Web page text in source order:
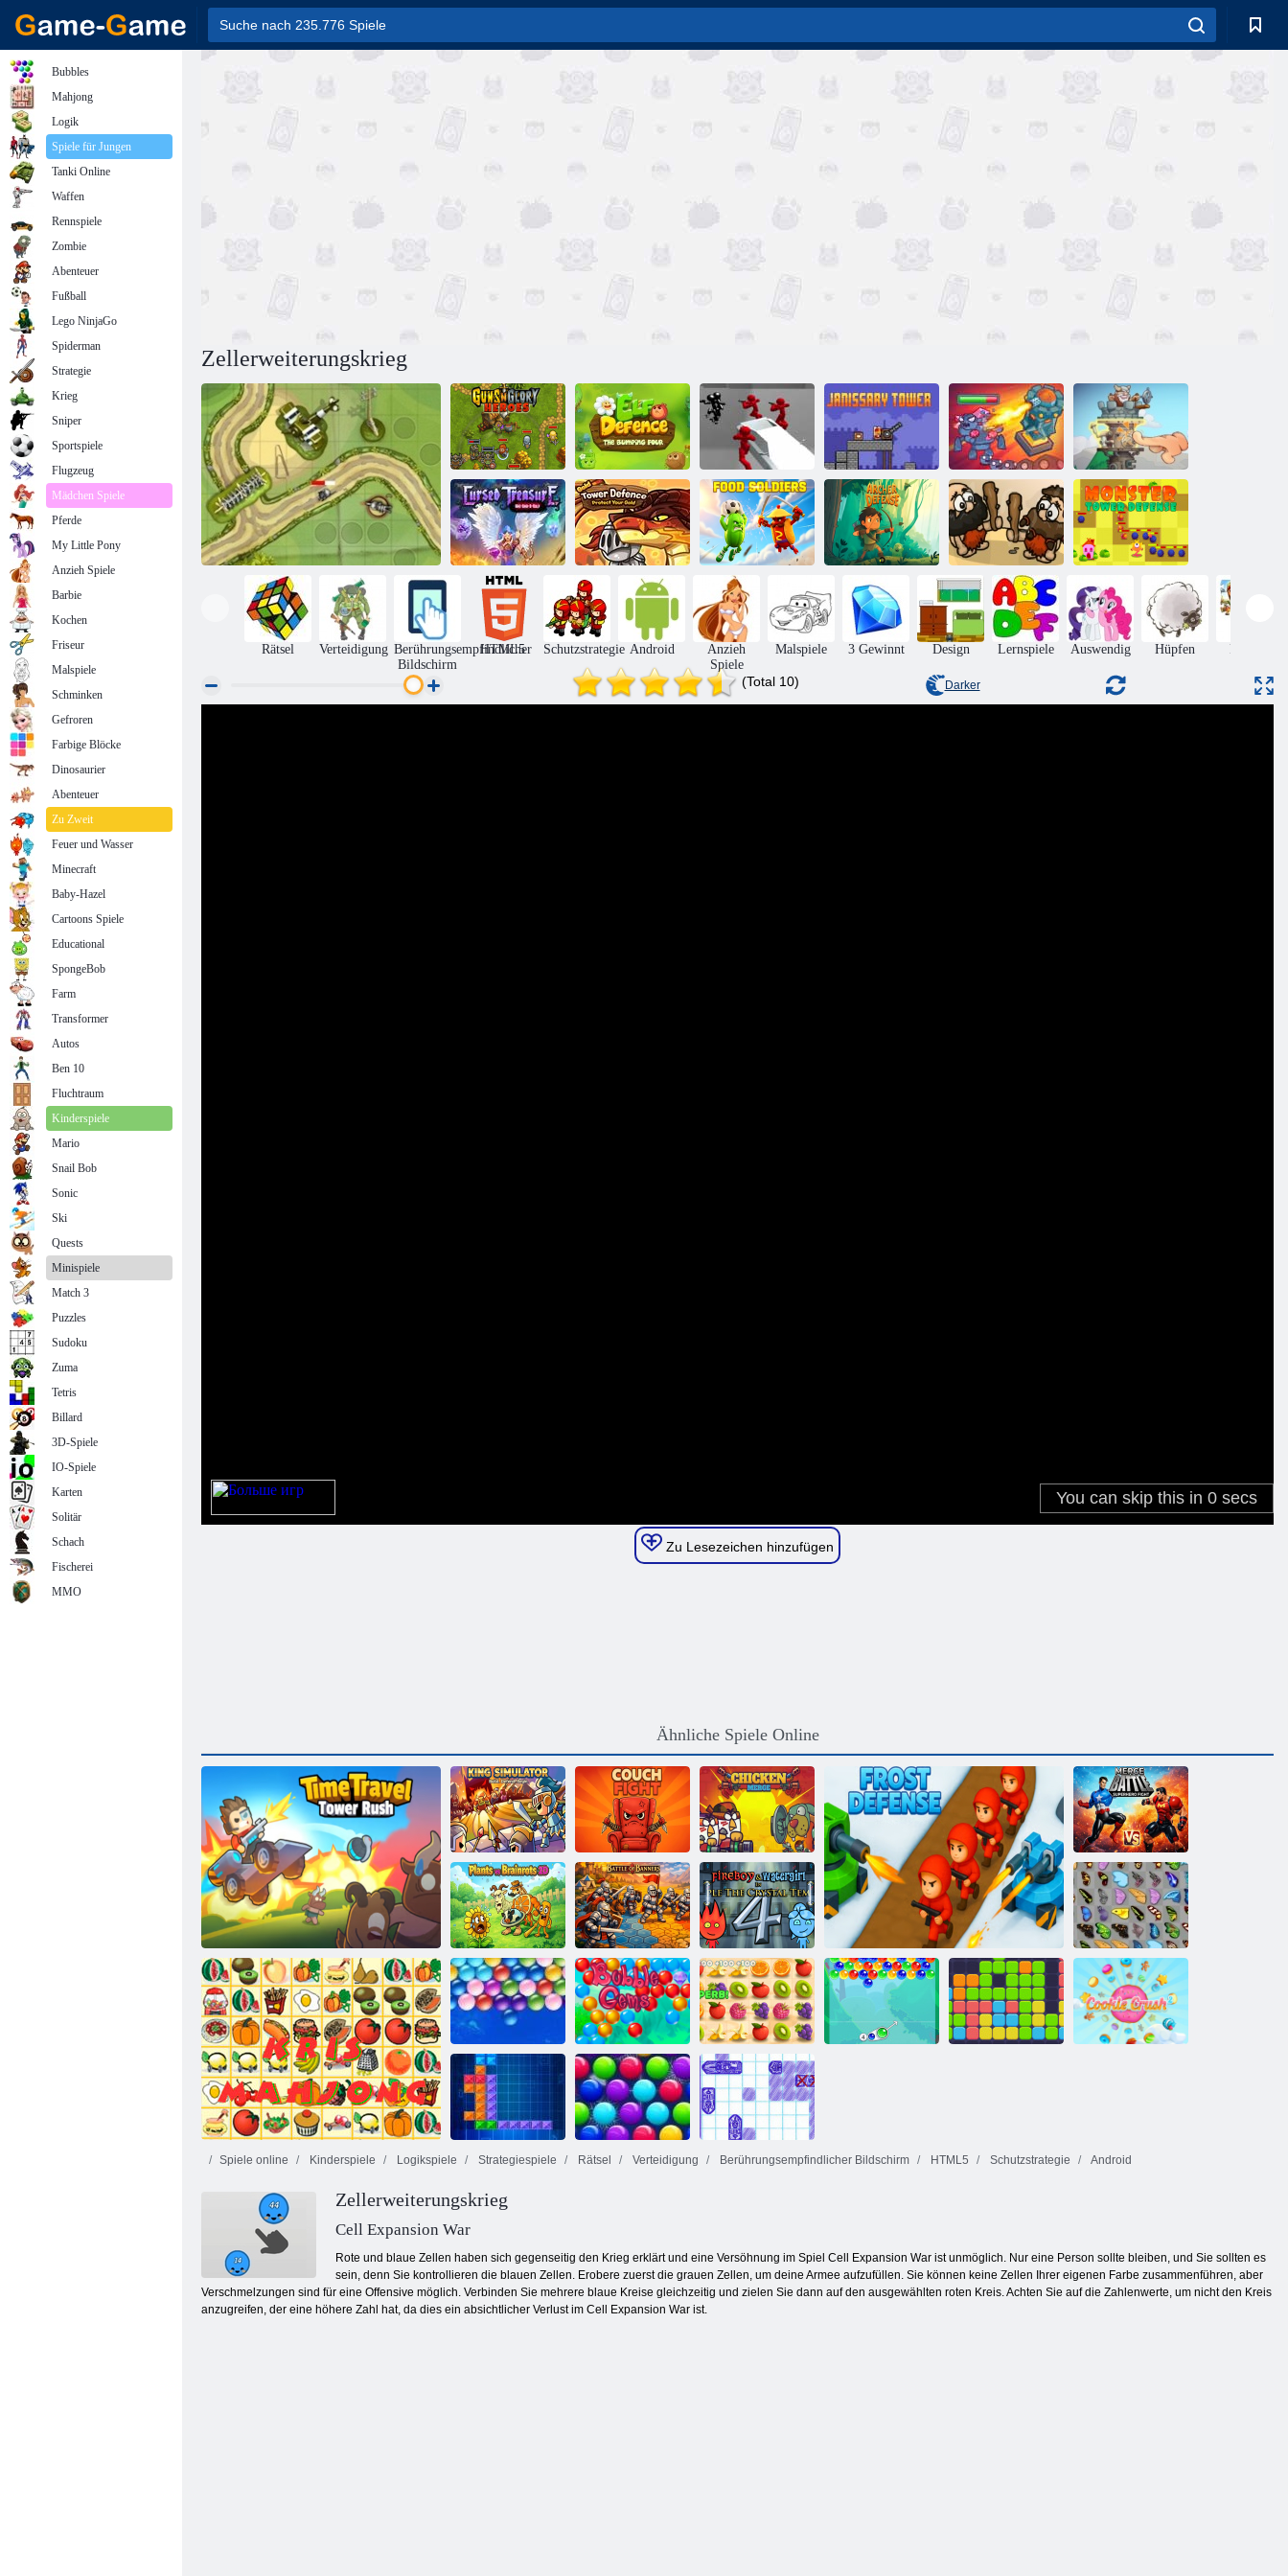
Zellerweiterungskrieg
Guns n Glory
Helden
Elf -
Verteidigung
Kampfsimulator:
Counter
Stickman
Janissary Tower
Eroberung des
König-Rugni-
Turms
Turmschwarm
Verfluchter
Schatz 1½
Verteidigung des
Goldturms
Lebensmittelsoldaten Bogenschützenverteidigung
Ehrfürchtig
Eroberung
Monster Tower
Verteidigung
Rätsel Verteidigung Berührungsempfindlicher
Bildschirm
HTML5 Schutzstrategie Android
Anzieh
Spiele
Malspiele 3 Gewinnt Design Lernspiele Auswendig Hüpfen Puzzles
(Total 10) Darker
Zu Lesezeichen hinzufügen
Ähnliche Spiele Online
Zeitreise-Turmrausch
Königssimulator Couch-Kampf Hühnerfusion
Merge Battle
Superhelden-
Kampf
Pflanzen gegen
Brainrots 2D
Schlacht der
Banner
Kris Mahjong
Feuer und
Wasser 4:
Kristalltempel
Schmetterlings
Kyodai
Endlose Bubbles
Bubble Gemes -
3 Gewinnt
Saftiger
Armaturenbrett
Ten Trix
Spiele online Kinderspiele Logikspiele Strategiespiele Rätsel Verteidigung Berührungsempfindlicher Bildschirm HTML5 Schutzstrategie Android
Zellerweiterungskrieg
Cell Expansion War
Rote und blaue Zellen haben sich gegenseitig den Krieg erklärt und eine Versöhnung im Spiel Cell Expansion War ist unmöglich. Nur eine Person sollte bleiben, und Sie sollten es
sein, denn Sie kontrollieren die blauen Zellen. Erobere zuerst die grauen Zellen, um deine Armee aufzufüllen. Sie können keine Zellen Ihrer eigenen Farbe zusammenführen, aber
Verschmelzungen sind für eine Offensive möglich. Verbinden Sie mehrere blaue Kreise gleichzeitig und zielen Sie dann auf den ausgewählten roten Kreis. Achten Sie auf die Zahlenwerte, um nicht den Kreis
anzugreifen, der eine höhere Zahl hat, da dies ein absichtlicher Verlust im Cell Expansion War ist.
Bubbles
Mahjong
Logik
Spiele für Jungen
Tanki Online
Waffen
Rennspiele
Zombie
Abenteuer
Fußball
Lego NinjaGo
Spiderman
Strategie
Krieg
Sniper
Sportspiele
Flugzeug
Mädchen Spiele
Pferde
My Little Pony
Anzieh Spiele
Barbie
Kochen
Friseur
Malspiele
Schminken
Gefroren
Farbige Blöcke
Dinosaurier
Abenteuer
Zu Zweit
Feuer und Wasser
Minecraft
Baby-Hazel
Cartoons Spiele
Educational
SpongeBob
Farm
Transformer
Autos
Ben 10
Fluchtraum
Kinderspiele
Mario
Snail Bob
Sonic
Ski
Quests
Minispiele
Match 3
Puzzles
Sudoku
Zuma
Tetris
Billard
3D-Spiele
IO-Spiele
Karten
Solitär
Schach
Fischerei
MMO